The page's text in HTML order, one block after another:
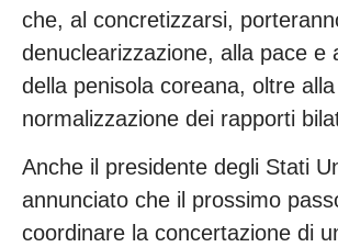
che, al concretizzarsi,
denuclearizzazione, alla pace e
della penisola coreana, oltre alla
normalizzazione dei rapporti
Anche il presidente degli Stati
annunciato che il prossimo
coordinare la concertazione di